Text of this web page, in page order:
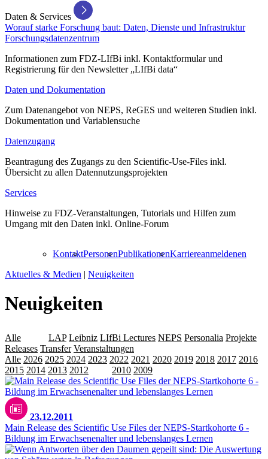
Daten & Services
Worauf starke Forschung baut: Daten, Dienste und Infrastruktur
Forschungsdatenzentrum
Informationen zum FDZ-LIfBi inkl. Kontaktformular und
Registrierung für den Newsletter „LIfBi data“
Daten und Dokumentation
Zum Datenangebot von NEPS, ReGES und weiteren Studien inkl.
Dokumentation und Variablensuche
Datenzugang
Beantragung des Zugangs zu den Scientific-Use-Files inkl.
Übersicht zu allen Datennutzungsprojekten
Services
Hinweise zu FDZ-Veranstaltungen, Tutorials und Hilfen zum
Umgang mit den Daten inkl. Online-Forum
KontaktPersonenPublikationenKarriereanmeldenen
Aktuelles & Medien | Neuigkeiten
Neuigkeiten
Alle LAP Leibniz LIfBi Lectures NEPS Personalia Projekte
Releases Transfer Veranstaltungen
Alle 2026 2025 2024 2023 2022 2021 2020 2019 2018 2017 2016
2015 2014 2013 2012 2010 2009
23.12.2011
Main Release des Scientific Use Files der NEPS-Startkohorte 6 -
Bildung im Erwachsenenalter und lebenslanges Lernen